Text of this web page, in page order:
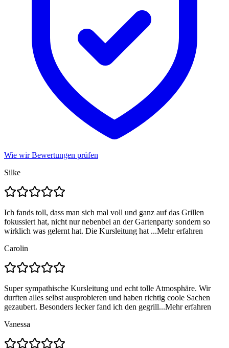
Wie wir Bewertungen prüfen
Silke
Ich fands toll, dass man sich mal voll und ganz auf das Grillen
fokussiert hat, nicht nur nebenbei an der Gartenparty sondern so
wirklich was gelernt hat. Die Kursleitung hat ...Mehr erfahren
Carolin
Super sympathische Kursleitung und echt tolle Atmosphäre. Wir
durften alles selbst ausprobieren und haben richtig coole Sachen
gezaubert. Besonders lecker fand ich den gegrill...Mehr erfahren
Vanessa